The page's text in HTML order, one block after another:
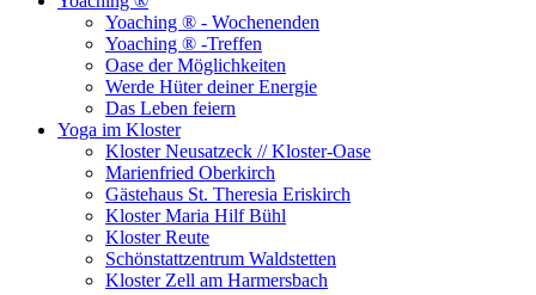
Yoaching ® - Wochenenden
Yoaching ® -Treffen
Oase der Möglichkeiten
Werde Hüter deiner Energie
Das Leben feiern
Yoga im Kloster
Kloster Neusatzeck // Kloster-Oase
Marienfried Oberkirch
Gästehaus St. Theresia Eriskirch
Kloster Maria Hilf Bühl
Kloster Reute
Schönstattzentrum Waldstetten
Kloster Zell am Harmersbach